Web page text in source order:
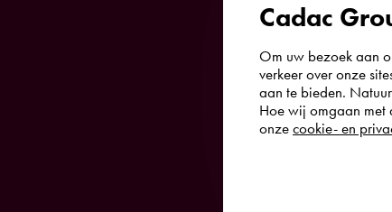
Neem dan
Cadac
Om uw bezoek aan
verkeer over onze
aan te bieden.
Hoe wij omgaan met
onze cookie- en